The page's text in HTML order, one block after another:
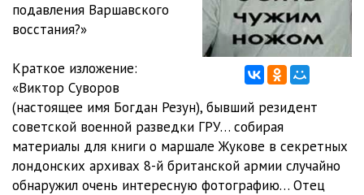
подавления Варшавского
восстания?»
Краткое изложение:
«Виктор Суворов
(настоящее имя Богдан Резун), бывший резидент
советской военной разведки ГРУ… собирая
материалы для книги о маршале Жукове в секретных
лондонских архивах 8-й британской армии случайно
обнаружил очень интересную фотографию… Отец